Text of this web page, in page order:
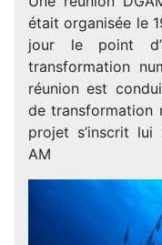
était organisée le
jour le point
transformation
réunion est
de transformation
projet s’inscrit
AM